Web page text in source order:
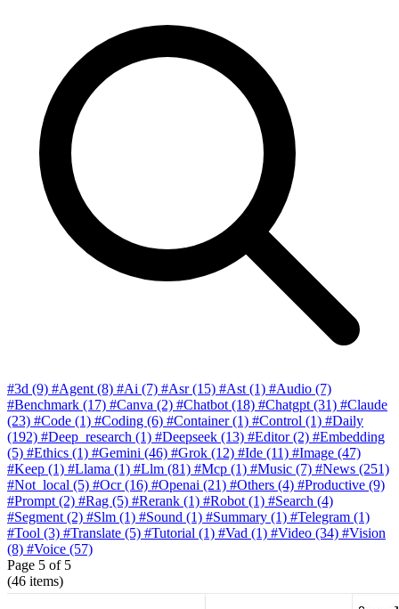
#3d (9) #Agent (8) #Ai (7) #Asr(15) #Ast (1) #Audio (7)
#Benchmark (17) #Canva (2) #Chatbot (18) #Chatgpt (31) #Claude
(23) #Code (1) #Coding (6) #Container(1) #Control (1) #Daily
(192) #Deep_research (1) #Deepseek (13) #Editor(2) #Embedding
(5) #Ethics (1) #Gemini (46) #Grok (12) #Ide (11) #Image (47)
#Keep (1) #Llama (1) #Llm (81) #Mcp (1) #Music (7) #News (251)
#Not_local (5) #Ocr(16) #Openai (21) #Others (4) #Productive (9)
#Prompt (2) #Rag (5) #Rerank (1) #Robot (1) #Search (4)
#Segment (2) #Slm (1) #Sound (1) #Summary (1) #Telegram (1)
#Tool (3) #Translate (5) #Tutorial (1) #Vad (1) #Video (34) #Vision
(8) #Voice (57)
Page 5 of 5
(46 items)